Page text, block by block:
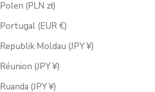
Polen (PLN zł)
Portugal (EUR €)
Republik Moldau (JPY ¥)
Réunion (JPY ¥)
Ruanda (JPY ¥)